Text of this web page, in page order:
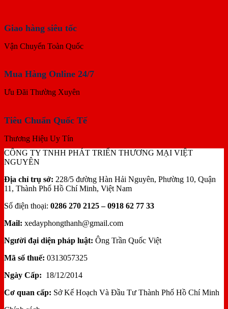
Giao hàng siêu tốc
Vận Chuyển Toàn Quốc
Mua Hàng Online 24/7
Ưu Đãi Thường Xuyên
Tiêu Chuẩn Quốc Tế
Thương Hiệu Uy Tín
CÔNG TY TNHH PHÁT TRIỂN THƯƠNG MẠI VIỆT
NGUYÊN
Địa chỉ trụ sở: 228/5 đường Hàn Hải Nguyên, Phường 10, Quận
11, Thành Phố Hồ Chí Minh, Việt Nam
Số điện thoại: 0286 270 2125 – 0918 62 77 33
Mail: xedayphongthanh@gmail.com
Người đại diện pháp luật: Ông Trần Quốc Việt
Mã số thuế: 0313057325
Ngày Cấp: 18/12/2014
Cơ quan cấp: Sở Kế Hoạch Và Đầu Tư Thành Phố Hồ Chí Minh